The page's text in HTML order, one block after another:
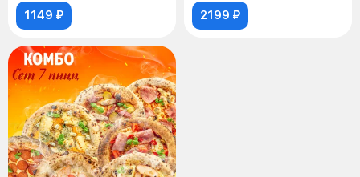
1149 ₽ 2199 ₽